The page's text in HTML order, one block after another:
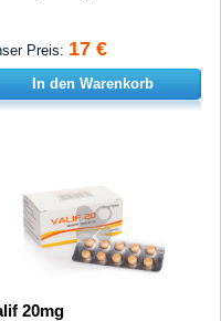
Preis: 17 €
In den Warenkorb
20mg